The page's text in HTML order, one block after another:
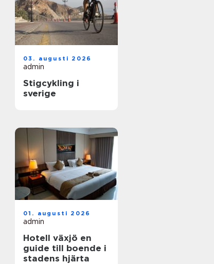
03. augusti 2026
admin
Stigcykling i
sverige
01. augusti 2026
admin
Hotell växjö en
guide till boende i
stadens hjärta